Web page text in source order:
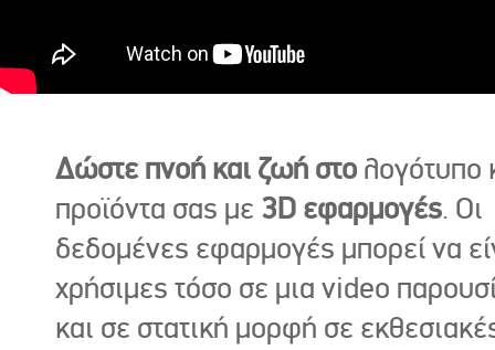
Δώστε πνοή και ζωή στο λογότυπο
προϊόντα σας με 3D εφαρμογές. Οι
δεδομένες εφαρμογές μπορεί να
χρήσιμες τόσο σε μια video
και σε στατική μορφή σε